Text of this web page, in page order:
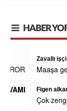
HABER
Zavallı işçi
Maaşa gelince
Figen alkan
Çok zengin